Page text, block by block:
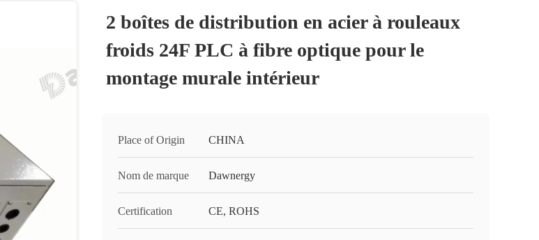
2 boîtes de distribution en acier à rouleaux
froids 24F PLC à fibre optique pour le
montage murale intérieur
Place of Origin CHINA
Nom de marque Dawnergy
Certification CE, ROHS